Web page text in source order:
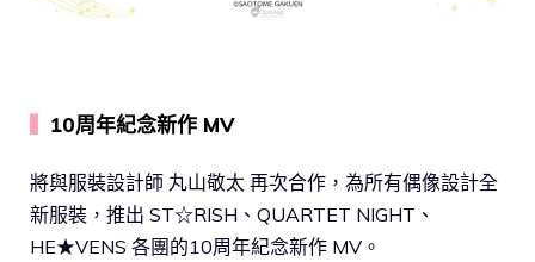
10周年紀念新作 MV
將與服裝設計師 丸山敬太 再次合作，為所有偶像設計全
新服裝，推出 ST☆RISH、QUARTET NIGHT、
HE★VENS 各團的10周年紀念新作 MV。